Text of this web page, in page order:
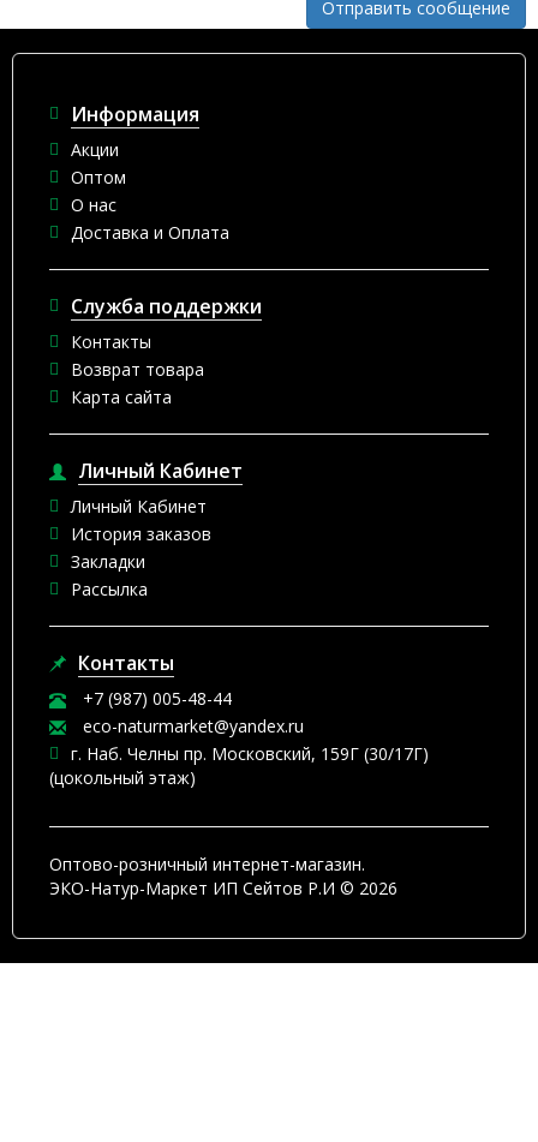
Информация
Акции
Оптом
О нас
Доставка и Оплата
Служба поддержки
Контакты
Возврат товара
Карта сайта
Личный Кабинет
Личный Кабинет
История заказов
Закладки
Рассылка
Контакты
+7 (987) 005-48-44
eco-naturmarket@yandex.ru
г. Наб. Челны пр. Московский, 159Г (30/17Г)
(цокольный этаж)
Оптово-розничный интернет-магазин.
ЭКО-Натур-Маркет ИП Сейтов Р.И © 2026